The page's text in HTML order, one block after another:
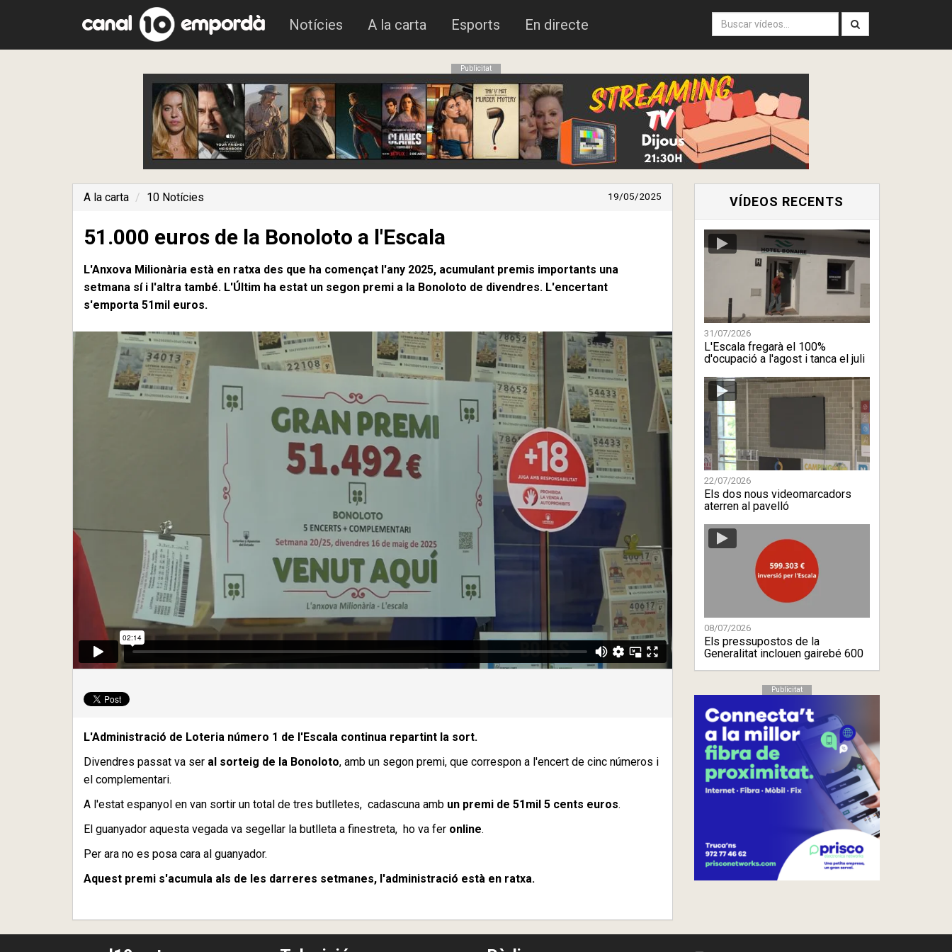
Notícies A la carta Esports En directe
Publicitat
A la carta 10 Notícies 19/05/2025
51.000 euros de la Bonoloto a l'Escala
L'Anxova Milionària està en ratxa des que ha començat l'any 2025, acumulant premis importants una
setmana sí i l'altra també. L'Últim ha estat un segon premi a la Bonoloto de divendres. L'encertant
s'emporta 51mil euros.
L'Administració de Loteria número 1 de l'Escala continua repartint la sort.
Divendres passat va ser al sorteig de la Bonoloto, amb un segon premi, que correspon a l'encert de cinc números i
el complementari.
A l'estat espanyol en van sortir un total de tres butlletes, cadascuna amb un premi de 51mil 5 cents euros.
El guanyador aquesta vegada va segellar la butlleta a finestreta, ho va fer online.
Per ara no es posa cara al guanyador.
Aquest premi s'acumula als de les darreres setmanes, l'administració està en ratxa.
VÍDEOS RECENTS
31/07/2026
L'Escala fregarà el 100%
d'ocupació a l'agost i tanca el juli
22/07/2026
Els dos nous videomarcadors
aterren al pavelló
08/07/2026
Els pressupostos de la
Generalitat inclouen gairebé 600
Publicitat